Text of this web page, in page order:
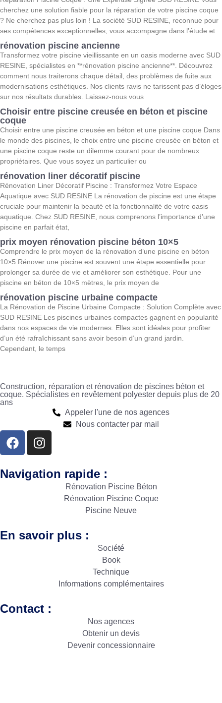
cherchez une solution fiable pour la réparation de votre piscine coque
? Ne cherchez pas plus loin ! La société SUD RESINE, reconnue pour
ses compétences exceptionnelles, vous accompagne dans l’étude et
rénovation piscine ancienne
Transformez votre piscine vieillissante en un oasis moderne avec SUD
RESINE, spécialistes en **rénovation piscine ancienne**. Découvrez
comment nous traiterons chaque détail, des problèmes de fuite aux
modernisations esthétiques. Nos clients ravis ne tarissent pas d’éloges
sur nos résultats durables. Laissez-nous vous
Choisir entre piscine creusée en béton et piscine
coque
Choisir entre une piscine creusée en béton et une piscine coque Dans
le monde des piscines, le choix entre une piscine creusée en béton et
une piscine coque reste un dilemme courant pour de nombreux
propriétaires. Que vous soyez un particulier ou
rénovation liner décoratif piscine
Rénovation Liner Décoratif Piscine : Transformez Votre Espace
Aquatique avec SUD RESINE La rénovation de piscine est une étape
cruciale pour maintenir la beauté et la fonctionnalité de votre oasis
aquatique. Chez SUD RESINE, nous comprenons l’importance d’une
piscine en parfait état,
prix moyen rénovation piscine béton 10×5
Comprendre le prix moyen de la rénovation d’une piscine en béton
10×5 Rénover une piscine est souvent une étape essentielle pour
prolonger sa durée de vie et améliorer son esthétique. Pour une
piscine en béton de 10×5 mètres, le prix moyen de
rénovation piscine urbaine compacte
La Rénovation de Piscine Urbaine Compacte : Solution Complète avec
SUD RESINE Les piscines urbaines compactes gagnent en popularité
dans nos espaces de vie modernes. Elles sont idéales pour profiter
d’un été rafraîchissant sans avoir besoin d’un grand jardin.
Cependant, le temps
Construction, réparation et rénovation de piscines béton et
coque. Spécialistes en revêtement polyester depuis plus de 20
ans
Appeler l'une de nos agences
Nous contacter par mail
Navigation rapide :
Rénovation Piscine Béton
Rénovation Piscine Coque
Piscine Neuve
En savoir plus :
Société
Book
Technique
Informations complémentaires
Contact :
Nos agences
Obtenir un devis
Devenir concessionnaire